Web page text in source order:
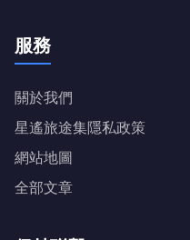
服務
關於我們
星遙旅途集隱私政策
網站地圖
全部文章